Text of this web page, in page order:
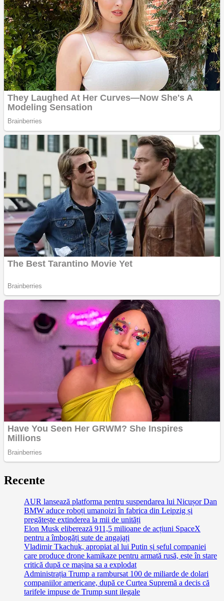
Recente
AUR lansează platforma pentru suspendarea lui Nicușor Dan
BMW aduce roboți umanoizi în fabrica din Leipzig și
pregătește extinderea la mii de unități
Elon Musk eliberează 911,5 milioane de acțiuni SpaceX
pentru a îmbogăți sute de angajați
Vladimir Tkachuk, apropiat al lui Putin și șeful companiei
care produce drone kamikaze pentru armată rusă, este în stare
critică după ce mașina sa a explodat
Administrația Trump a rambursat 100 de miliarde de dolari
companiilor americane, după ce Curtea Supremă a decis că
tarifele impuse de Trump sunt ilegale